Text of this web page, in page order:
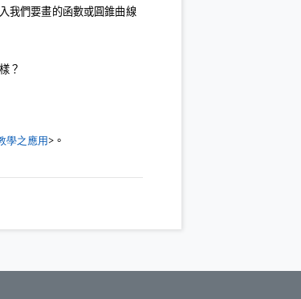
我們要畫的函數或圓錐曲線
？
學之應用> 。